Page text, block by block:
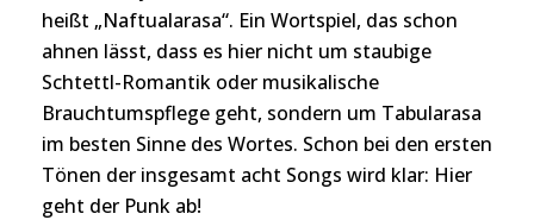
heißt „Naftualarasa“. Ein Wortspiel, das schon
ahnen lässt, dass es hier nicht um staubige
Schtettl-Romantik oder musikalische
Brauchtumspflege geht, sondern um Tabularasa
im besten Sinne des Wortes. Schon bei den ersten
Tönen der insgesamt acht Songs wird klar: Hier
geht der Punk ab!